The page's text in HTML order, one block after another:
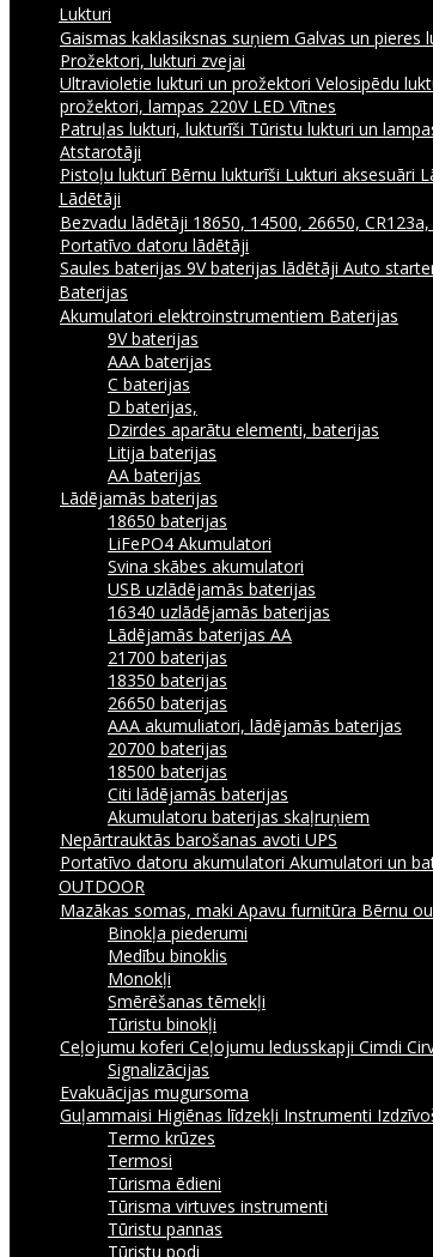
Lukturi
Gaismas kaklasiksnas suņiem Galvas un pieres
Prožektori, lukturi zvejai
Ultravioletie lukturi un prožektori Velosipēdu
prožektori, lampas 220V LED Vītnes
Patruļas lukturi, lukturīši Tūristu lukturi un
Atstarotāji
Pistoļu lukturī Bērnu lukturīši Lukturi aksesuāri
Lādētāji
Bezvadu lādētāji 18650, 14500, 26650,
Portatīvo datoru lādētāji
Saules baterijas 9V baterijas lādētāji Auto
Baterijas
Akumulatori elektroinstrumentiem Baterijas
9V baterijas
AAA baterijas
C baterijas
D baterijas,
Dzirdes aparātu elementi, baterijas
Litija baterijas
AA baterijas
Lādējamās baterijas
18650 baterijas
LiFePO4 Akumulatori
Svina skābes akumulatori
USB uzlādējamās baterijas
16340 uzlādējamās baterijas
Lādējamās baterijas AA
21700 baterijas
18350 baterijas
26650 baterijas
AAA akumuliatori, lādējamās baterijas
20700 baterijas
18500 baterijas
Citi lādējamās baterijas
Akumulatoru baterijas skaļruņiem
Nepārtrauktās barošanas avoti UPS
Portatīvo datoru akumulatori Akumulatori un
OUTDOOR
Mazākas somas, maki Apavu furnitūra Bērnu
Binokļa piederumi
Medību binoklis
Monokļi
Smērēšanas tēmekļi
Tūristu binokļi
Ceļojumu koferi Ceļojumu ledusskapji Cimdi
Signalizācijas
Evakuācijas mugursoma
Guļammaisi Higiēnas līdzekļi Instrumenti
Termo krūzes
Termosi
Tūrisma ēdieni
Tūrisma virtuves instrumenti
Tūristu pannas
Tūristu podi